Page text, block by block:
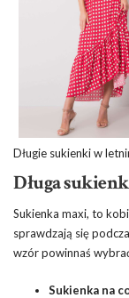
Długie sukienki w
Długa
Sukienka maxi, to
sprawdzają się
wzór powinnaś
Sukienka na